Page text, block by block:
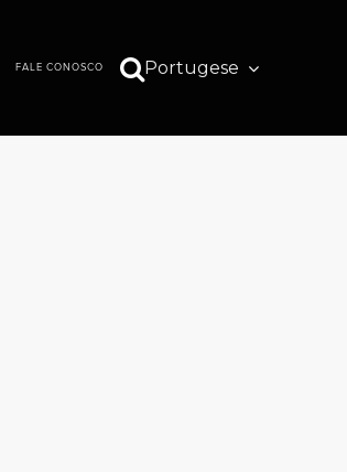
FALE CONOSCO Portugese